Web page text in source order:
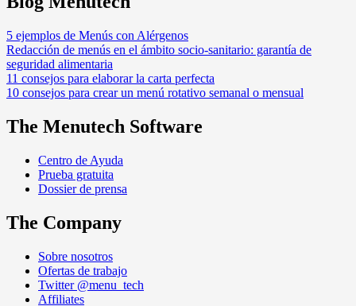
5 ejemplos de Menús con Alérgenos
Redacción de menús en el ámbito socio-sanitario: garantía de
seguridad alimentaria
11 consejos para elaborar la carta perfecta
10 consejos para crear un menú rotativo semanal o mensual
The Menutech Software
Centro de Ayuda
Prueba gratuita
Dossier de prensa
The Company
Sobre nosotros
Ofertas de trabajo
Twitter @menu_tech
Affiliates